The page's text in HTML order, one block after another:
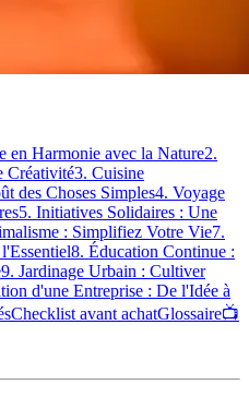
en Harmonie avec la Nature2.
Créativité3. Cuisine
des Choses Simples4. Voyage
5. Initiatives Solidaires : Une
: Simplifiez Votre Vie7.
8. Éducation Continue :
9. Jardinage Urbain : Cultiver
d'une Entreprise : De l'Idée à
Checklist avant achatGlossaire📺